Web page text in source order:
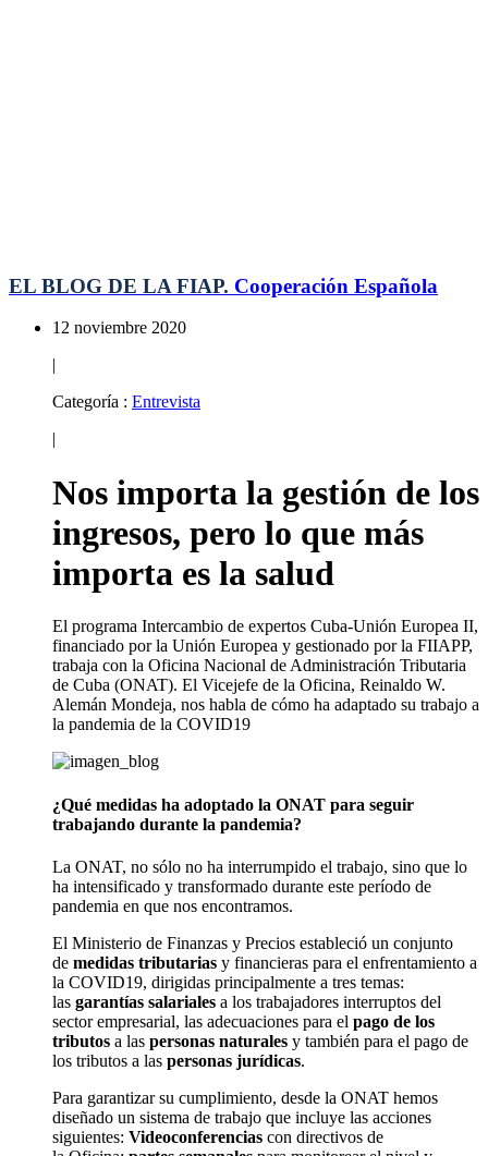
EL BLOG DE LA FIAP. Cooperación Española
12 noviembre 2020
|
Categoría : Entrevista
|
Nos importa la gestión de los
ingresos, pero lo que más
importa es la salud
El programa Intercambio de expertos Cuba-Unión Europea II,
financiado por la Unión Europea y gestionado por la FIIAPP,
trabaja con la Oficina Nacional de Administración Tributaria
de Cuba (ONAT). El Vicejefe de la Oficina, Reinaldo W.
Alemán Mondeja, nos habla de cómo ha adaptado su trabajo a
la pandemia de la COVID19
¿Qué medidas ha adoptado la ONAT para seguir
trabajando durante la pandemia?
La ONAT, no sólo no ha interrumpido el trabajo, sino que lo
ha intensificado y transformado durante este período de
pandemia en que nos encontramos.
El Ministerio de Finanzas y Precios estableció un conjunto
de medidas tributarias y financieras para el enfrentamiento a
la COVID19, dirigidas principalmente a tres temas:
las garantías salariales a los trabajadores interruptos del
sector empresarial, las adecuaciones para el pago de los
tributos a las personas naturales y también para el pago de
los tributos a las personas jurídicas.
Para garantizar su cumplimiento, desde la ONAT hemos
diseñado un sistema de trabajo que incluye las acciones
siguientes: Videoconferencias con directivos de